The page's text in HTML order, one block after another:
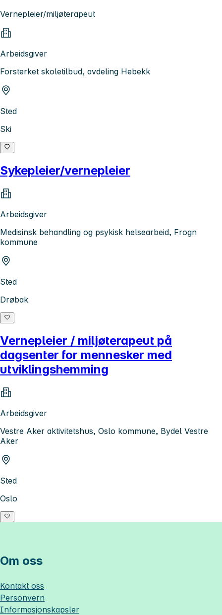
Vernepleier/miljøterapeut
Arbeidsgiver
Forsterket skoletilbud, avdeling Hebekk
Sted
Ski
Sykepleier/vernepleier
Arbeidsgiver
Medisinsk behandling og psykisk helsearbeid, Frogn
kommune
Sted
Drøbak
Vernepleier / miljøterapeut på
dagsenter for mennesker med
utviklingshemming
Arbeidsgiver
Vestre Aker aktivitetshus, Oslo kommune, Bydel Vestre
Aker
Sted
Oslo
Om oss
Kontakt oss
Personvern
Informasjonskapsler